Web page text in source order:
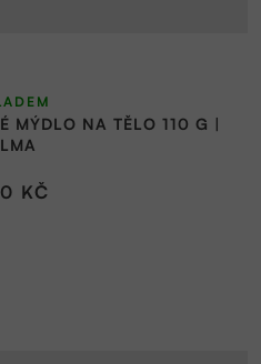
MÝDLO NA TĚLO 110 G |
KČ